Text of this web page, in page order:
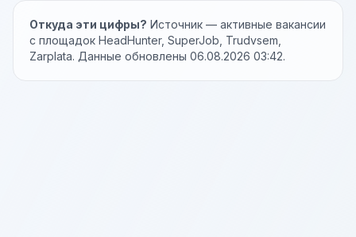
Откуда эти цифры? Источник — активные вакансии
с площадок HeadHunter, SuperJob, Trudvsem,
Zarplata. Данные обновлены 06.08.2026 03:42.